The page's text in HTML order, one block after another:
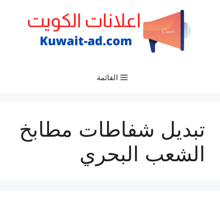
القائمة
تبديل شفاطات مطابخ
الشعب البحري